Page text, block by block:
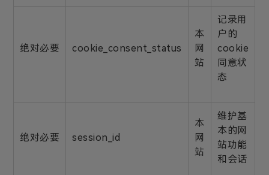
绝对必要 cookie_consent_status
本
网
站
记录用
户的
cookie
同意状
态
绝对必要 session_id
本
网
站
维护基
本的网
站功能
和会话